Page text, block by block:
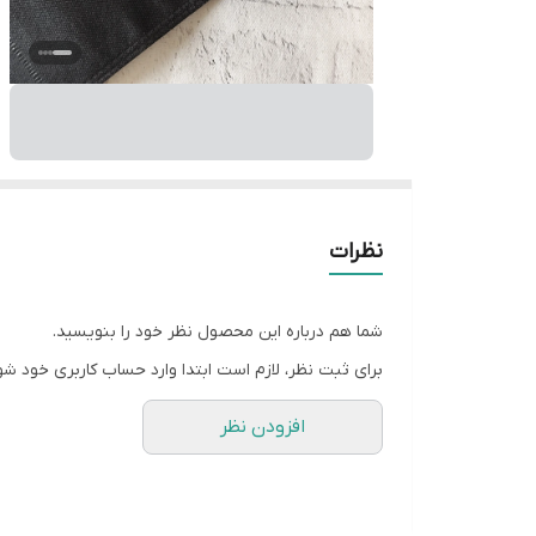
نظرات
شما هم درباره این محصول نظر خود را بنویسید.
برای ثبت نظر، لازم است ابتدا وارد حساب کاربری خود
افزودن نظر